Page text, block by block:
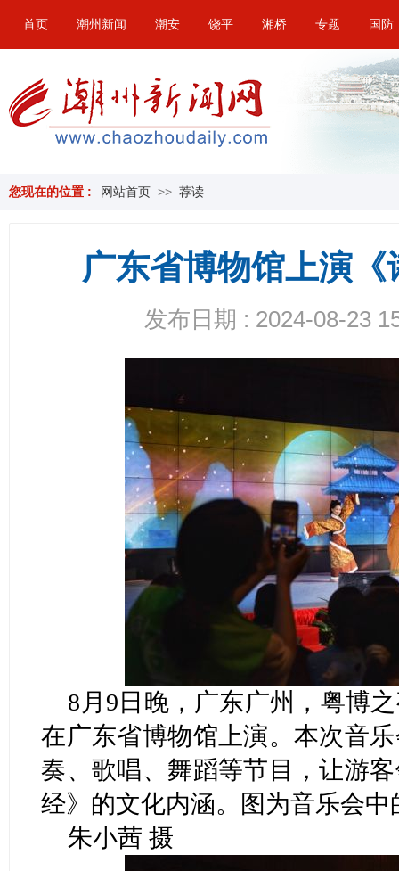
首页 潮州新闻 潮安 饶平 湘桥 专题 国防
您现在的位置 : 网站首页 >> 荐读
广东省博物馆上演
发布日期 : 2024-08-23
8月9日晚，广东广州，粤博
在广东省博物馆上演。本次音
奏、歌唱、舞蹈等节目，让游
经》的文化内涵。图为音乐会
朱小茜 摄